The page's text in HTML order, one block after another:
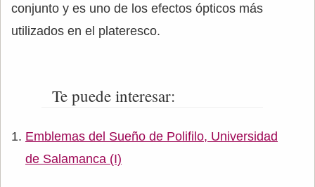
conjunto y es uno de los efectos ópticos más
utilizados en el plateresco.
Te puede interesar:
Emblemas del Sueño de Polifilo, Universidad
de Salamanca (I)